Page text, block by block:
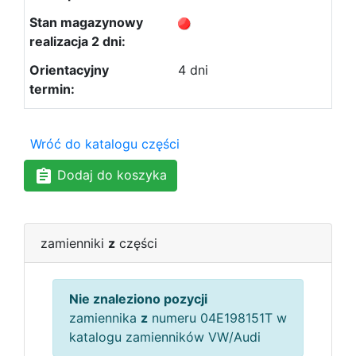
4 dni
Wróć do katalogu części
Dodaj do koszyka
zamienniki z części
Nie znaleziono pozycji
zamiennika z numeru 04E198151T w
katalogu zamienników VW/Audi